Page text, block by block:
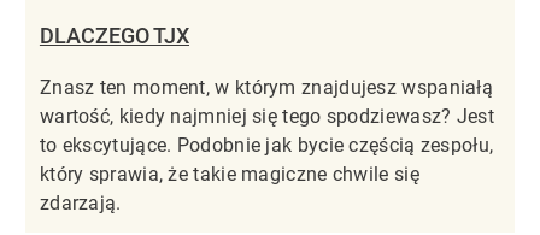
DLACZEGO TJX
Znasz ten moment, w którym znajdujesz wspaniałą
wartość, kiedy najmniej się tego spodziewasz? Jest
to ekscytujące. Podobnie jak bycie częścią zespołu,
który sprawia, że takie magiczne chwile się
zdarzają.